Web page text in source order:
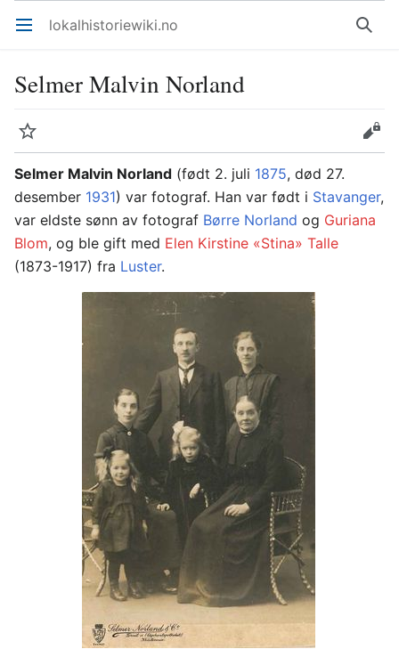
Åpne hovedmenyen lokalhistoriewiki.no Søk
Selmer Malvin Norland
Overvåk
Rediger
Selmer Malvin Norland (født 2. juli 1875, død 27.
desember 1931) var fotograf. Han var født i Stavanger,
var eldste sønn av fotograf Børre Norland og Guriana
Blom, og ble gift med Elen Kirstine «Stina» Talle
(1873-1917) fra Luster.